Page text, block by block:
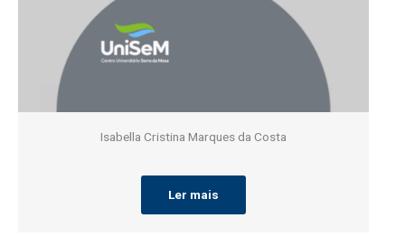
Isabella Cristina Marques da Costa
Ler mais